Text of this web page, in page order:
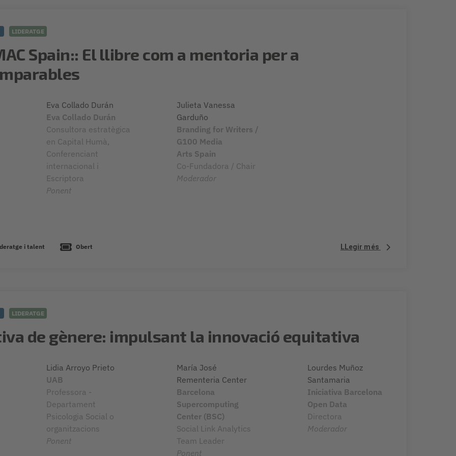
LIDERATGE
Spain:: El llibre com a mentoria per a
Eva Collado Durán
Eva Collado Durán
Consultora estratègica
en Capital Humà,
Conferenciant
internacional i
Escriptora
Ponent
Julieta Vanessa
Garduño
Branding for Writers /
G100 Media
Arts Spain
Co-Fundadora / Chair
Moderador
i talent Obert LLegir més
LIDERATGE
de gènere: impulsant la innovació equitativa
Lidia Arroyo Prieto
UAB
Professora -
Departament
Psicologia Social o
organitzacions
Ponent
María José
Rementeria Center
Barcelona
Supercomputing
Center (BSC)
Social Link Analytics
Team Leader
Ponent
Lourdes Muñoz
Santamaria
Iniciativa Barcelona
Open Data
Directora
Moderador